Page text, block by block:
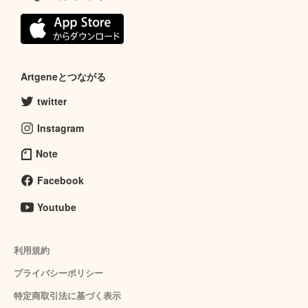
Artgeneとつながる
twitter
Instagram
Note
Facebook
Youtube
利用規約
プライバシーポリシー
特定商取引法に基づく表示